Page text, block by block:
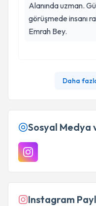
Alanında uzman.
görüşmede insanı
Emrah Bey.
Daha
Sosyal Medya
Instagram